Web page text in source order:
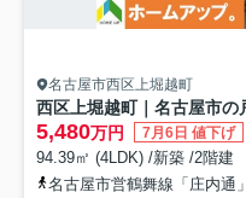
名古屋市西区上堀越町
西区上堀越町｜名古屋市の
5,480万円 7月6日 値下げ
94.39㎡ (4LDK) /新築 /2階建
名古屋市営鶴舞線「庄内通